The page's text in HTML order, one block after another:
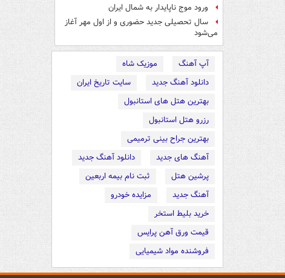
ورود موج ناپایدار به شمال ایران
سال تحصیلی جدید حضوری و از اول مهر آغاز
می‌شود
آپ آهنگ
موزیک شاه
دانلود آهنگ جدید
سایت تاریخ ایران
بهترین هتل های استانبول
رزرو هتل استانبول
بهترین جراح بینی ترمیمی
آهنگ های جدید
دانلود آهنگ جدید
پرشین هتل
ثبت نام بیمه اربعین
آهنگ جدید
مزایده خودرو
خرید بلیط استخر
قیمت ورق آهن پرایس
فروشنده مواد شیمیایی